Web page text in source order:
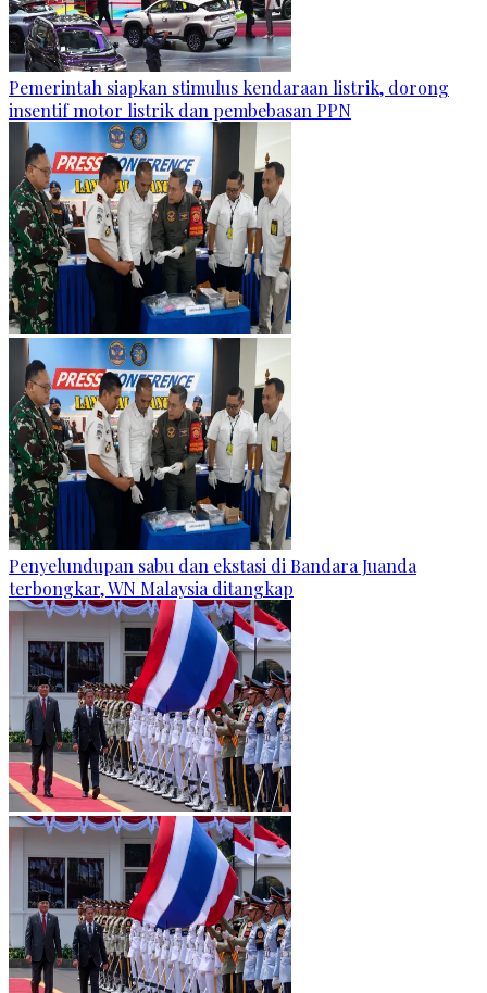
Pemerintah siapkan stimulus kendaraan listrik, dorong
insentif motor listrik dan pembebasan PPN
Penyelundupan sabu dan ekstasi di Bandara Juanda
terbongkar, WN Malaysia ditangkap